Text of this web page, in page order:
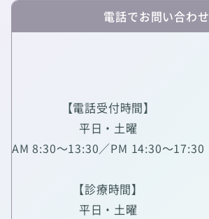
電話でお問い合わせ
【電話受付時間】
平日・土曜
AM 8:30～13:30／PM 14:30～17:30
【診療時間】
平日・土曜